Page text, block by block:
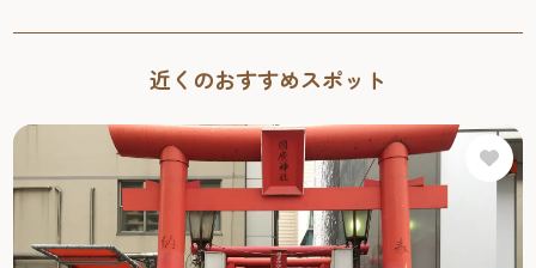
近くのおすすめスポット